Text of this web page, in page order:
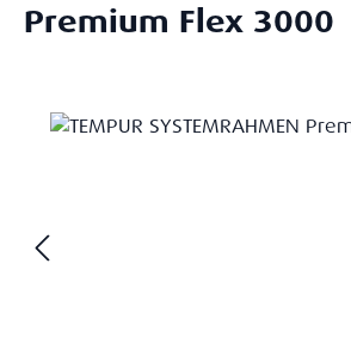
Premium Flex 3000
Bildergalerie überspringen